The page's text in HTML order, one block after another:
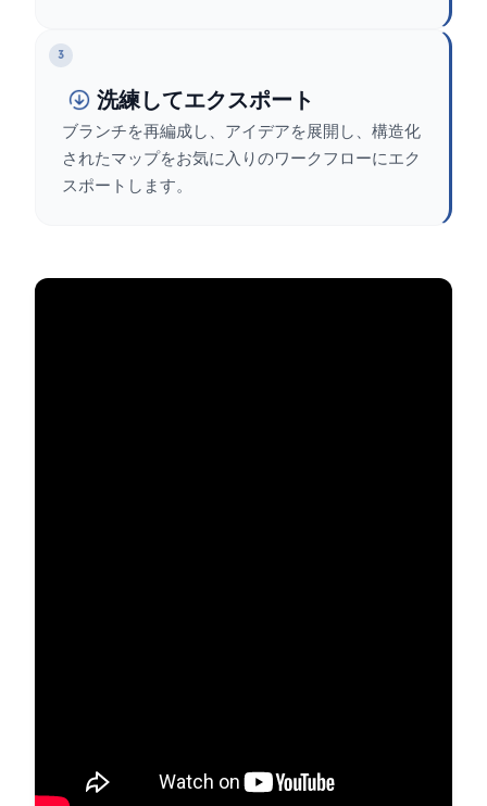
3
洗練してエクスポート
ブランチを再編成し、アイデアを展開し、構造化
されたマップをお気に入りのワークフローにエク
スポートします。